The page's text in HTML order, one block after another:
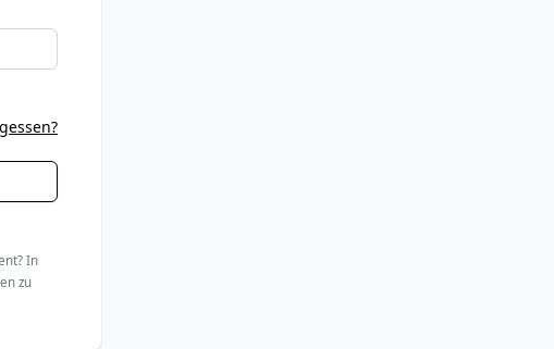
In
zu